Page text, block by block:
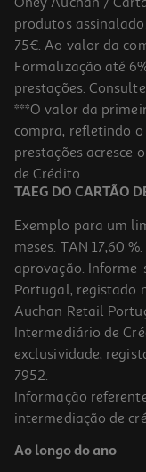
produtos
75€. Ao valor da
Formalização até
prestações.
***O valor da
compra, refletindo
prestações acresce
de Crédito.
TAEG DO CARTÃO
Exemplo para um
meses. TAN 17,60
aprovação.
Portugal, registado
Auchan Retail
Intermediário de
exclusividade,
7952.
Informação
intermediação de
Ao longo do ano